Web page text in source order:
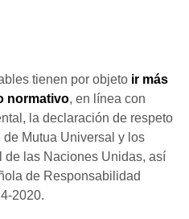
tienen por objeto ir más
normativo, en línea con
la declaración de respeto
Mutua Universal y los
de las Naciones Unidas, así
de Responsabilidad
2020.